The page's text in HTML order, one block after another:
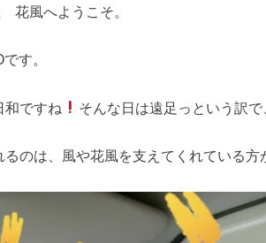
花風へようこそ。
す。
和ですね そんな日は遠足っという訳で
のは、風や花風を支えてくれている方